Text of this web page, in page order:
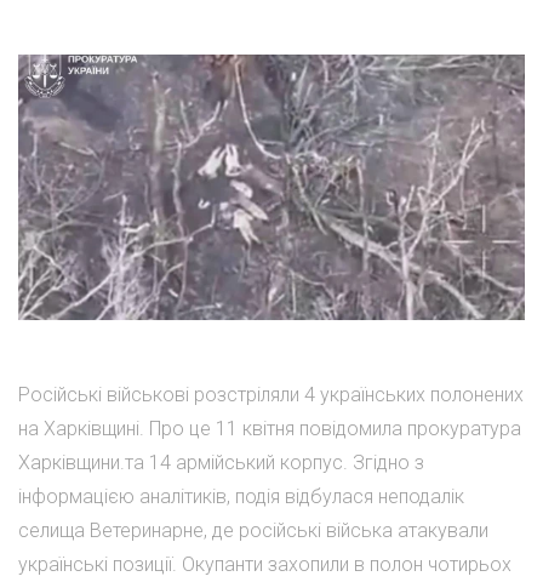
Російські військові розстріляли 4 українських полонених
на Харківщині. Про це 11 квітня повідомила прокуратура
Харківщини.та 14 армійський корпус. Згідно з
інформацією аналітиків, подія відбулася неподалік
селища Ветеринарне, де російські війська атакували
українські позиції. Окупанти захопили в полон чотирьох